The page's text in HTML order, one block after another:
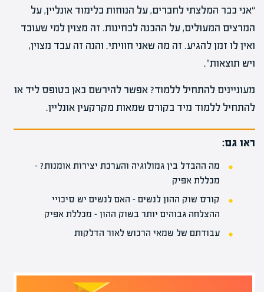
“אני כבר המלצתי לחברים, על הנוחות בלימוד אונליין, על
המרצים המעולים, על ההכנה לבחינות. זה מצוין למי שעובד
ואין לו זמן להגיע. זה מה שאני חוויתי. והנה זה עבד מצוין,
ויש תוצאות”.
מעוניינים להתחיל ללמוד? אפשר להירשם כאן בטופס ליד או
להתחיל ללמוד מיד בקורס שמאות מקרקעין אונליין.
ראו גם:
מה ההבדל בין גמולוגיה והערכת יצירות אומנות? –
מכללת אפיק
קורס שוק ההון לנשים – האם לנשים יש סיכויי
ההצלחה גבוהים יותר בשוק ההון – מכללת אפיק
עבודתם של שמאי הרכוש לאור הדלקות